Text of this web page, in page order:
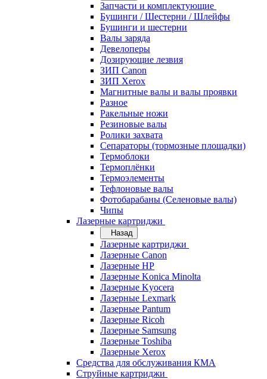
Запчасти и комплектующие
Бушинги / Шестерни / Шлейфы
Бушинги и шестерни
Валы заряда
Девелоперы
Дозирующие лезвия
ЗИП Canon
ЗИП Xerox
Магнитные валы и валы проявки
Разное
Ракельные ножи
Резиновые валы
Ролики захвата
Сепараторы (тормозные площадки)
Термоблоки
Термоплёнки
Термоэлементы
Тефлоновые валы
Фотобарабаны (Селеновые валы)
Чипы
Лазерные картриджи
Назад
Лазерные картриджи
Лазерные Canon
Лазерные HP
Лазерные Konica Minolta
Лазерные Kyocera
Лазерные Lexmark
Лазерные Pantum
Лазерные Ricoh
Лазерные Samsung
Лазерные Toshiba
Лазерные Xerox
Средства для обслуживания КМА
Струйные картриджи